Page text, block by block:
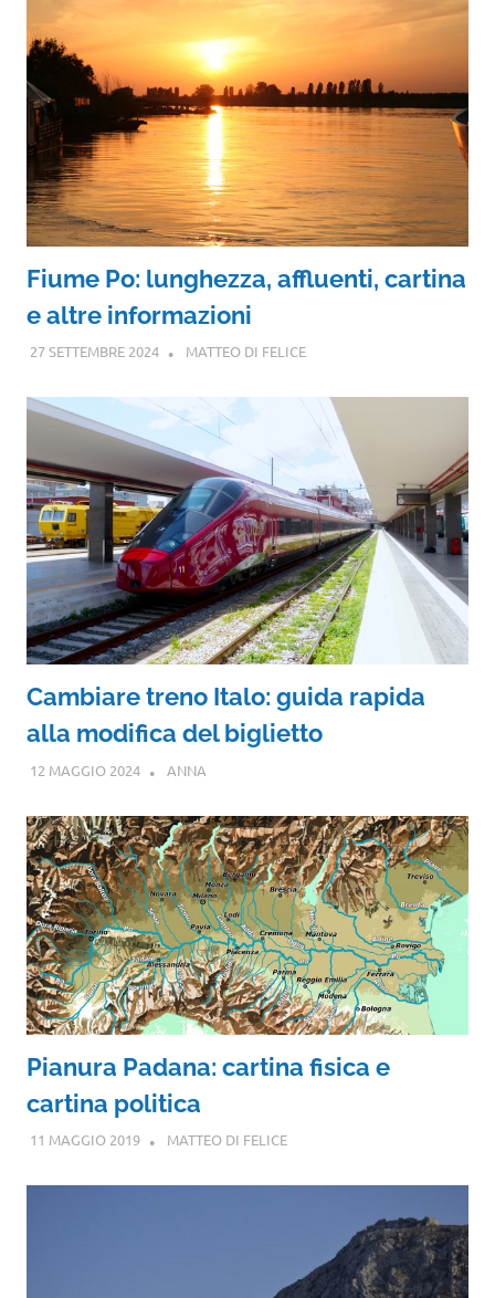
Fiume Po: lunghezza, affluenti, cartina
e altre informazioni
27 SETTEMBRE 2024 MATTEO DI FELICE
Cambiare treno Italo: guida rapida
alla modifica del biglietto
12 MAGGIO 2024 ANNA
Pianura Padana: cartina fisica e
cartina politica
11 MAGGIO 2019 MATTEO DI FELICE